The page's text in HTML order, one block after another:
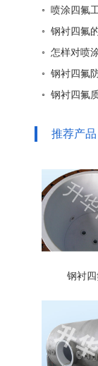
◦ 钢衬四氟
推荐产品
钢衬